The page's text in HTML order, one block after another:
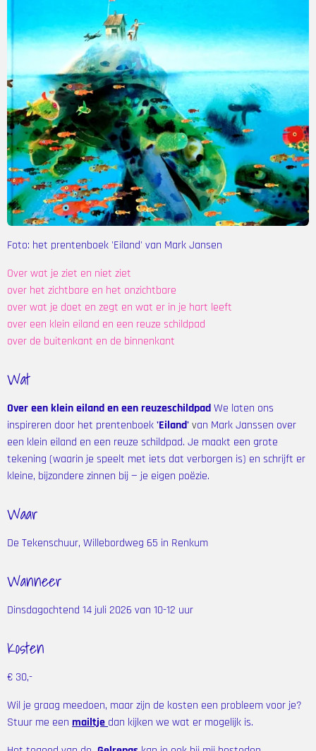
Foto: het prentenboek 'Eiland' van Mark Jansen
Over wat je ziet en niet ziet
over het zichtbare en het onzichtbare
over wat je doet en zegt en wat er in je hart leeft
over een klein eiland en een reuze schildpad
over de buitenkant en de binnenkant
Wat
Over een klein eiland en een reuzeschildpadWe laten ons
inspireren door het prentenboek'Eiland'van Mark Janssen over
een klein eiland en een reuze schildpad. Je maakt een grote
tekening (waarin je speelt met iets dat verborgen is) en schrijft er
kleine, bijzondere zinnen bij — je eigen poëzie.
Waar
De Tekenschuur, Willebordweg 65 in Renkum
Wanneer
Dinsdagochtend 14 juli 2026 van 10-12 uur
Kosten
€ 30,-
Wil je graag meedoen, maar zijn de kosten een probleem voor je?
Stuur me een mailtjedan kijken we wat er mogelijk is.